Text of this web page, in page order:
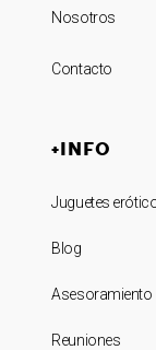
Nosotros
Contacto
+INFO
Juguetes
Blog
Asesoramiento
Reuniones